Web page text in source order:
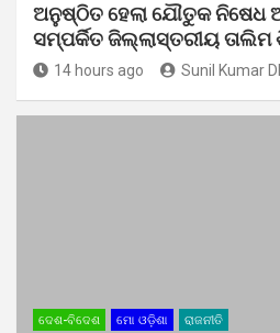
ଅନୁଷ୍ଠିତ ହେଲା ଯୌତୁକ ନିଷେଧ
ସମ୍ପର୍କିତ ଜିଲ୍ଲାସ୍ତରୀୟ
14 hours ago Sunil Kumar
ଦେଶ-ବିଦେଶ ମୋ ଓଡ଼ିଶା ରାଜନୀତି